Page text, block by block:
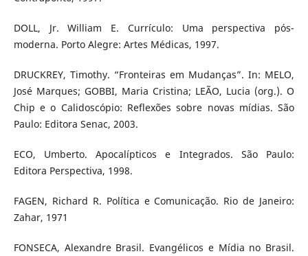
DOLL, Jr. William E. Currículo: Uma perspectiva pós-
moderna. Porto Alegre: Artes Médicas, 1997.
DRUCKREY, Timothy. “Fronteiras em Mudanças”. In: MELO,
José Marques; GOBBI, Maria Cristina; LEÃO, Lucia (org.). O
Chip e o Calidoscópio: Reflexões sobre novas mídias. São
Paulo: Editora Senac, 2003.
ECO, Umberto. Apocalípticos e Integrados. São Paulo:
Editora Perspectiva, 1998.
FAGEN, Richard R. Política e Comunicação. Rio de Janeiro:
Zahar, 1971
FONSECA, Alexandre Brasil. Evangélicos e Mídia no Brasil.